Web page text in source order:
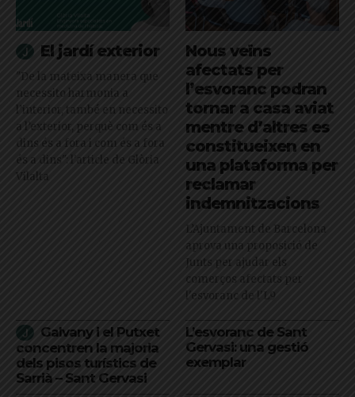
El jardí exterior
"De la mateixa manera que
necessito harmonia a
l’interior, també en necessito
a l’exterior, perquè com és a
dins és a fora i com és a fora
és a dins": l'article de Glòria
Vilalta
Nous veïns
afectats per
l’esvoranc podran
tornar a casa aviat
mentre d’altres es
constitueixen en
una plataforma per
reclamar
indemnitzacions
L’Ajuntament de Barcelona
aprova una proposició de
Junts per ajudar els
comerços afectats per
l'esvoranc de l'L9
Galvany i el Putxet
concentren la majoria
dels pisos turístics de
Sarrià – Sant Gervasi
L’esvoranc de Sant
Gervasi: una gestió
exemplar